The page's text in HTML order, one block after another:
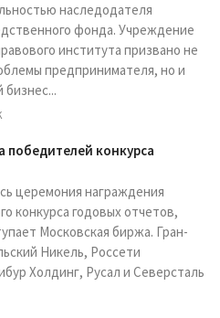
наследодателя
фонда. Учреждение
института призвано не
предпринимателя, но и
победителей конкурса
церемония награждения
конкурса годовых отчетов,
Московская биржа. Гран-
Никель, Россети
Холдинг, Русал и Северсталь